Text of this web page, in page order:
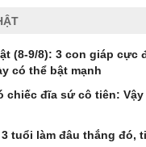
(8-9/8): 3 con giáp cực
có thể bật mạnh
chiếc đĩa sứ cô tiên:
tuổi làm đâu thắng đó,